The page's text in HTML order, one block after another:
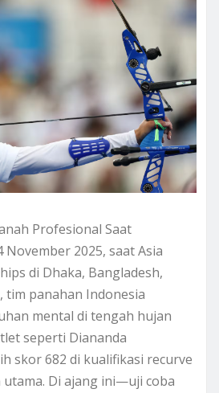
Profesional Saat
November 2025, saat Asia
di Dhaka, Bangladesh,
tim panahan Indonesia
mental di tengah hujan
seperti Diananda
skor 682 di kualifikasi recurve
Di ajang ini—uji coba